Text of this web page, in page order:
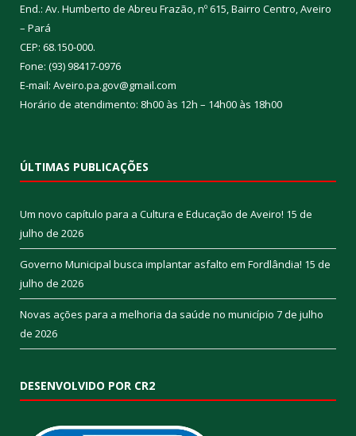
End.: Av. Humberto de Abreu Frazão, nº 615, Bairro Centro, Aveiro
– Pará
CEP: 68.150-000.
Fone: (93) 98417-0976
E-mail: Aveiro.pa.gov@gmail.com
Horário de atendimento: 8h00 às 12h – 14h00 às 18h00
ÚLTIMAS PUBLICAÇÕES
Um novo capítulo para a Cultura e Educação de Aveiro! 15 de
julho de 2026
Governo Municipal busca implantar asfalto em Fordlândia! 15 de
julho de 2026
Novas ações para a melhoria da saúde no município 7 de julho
de 2026
DESENVOLVIDO POR CR2